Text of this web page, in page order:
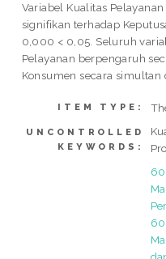
Variabel Kualitas
signifikan terhadap
0,000 < 0,05. Seluruh
Pelayanan berpengaruh
Konsumen secara simultan
ITEM TYPE:
UNCONTROLLED
KEYWORDS: